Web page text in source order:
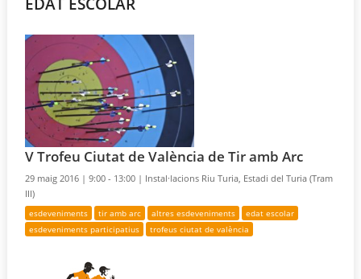
V Trofeu Ciutat de València de Tir amb Arc
29 maig 2016 |9:00 - 13:00 | Instal·lacions Riu Turia, Estadi del Turia (Tram
III)
esdeveniments tir amb arc altres esdeveniments
edat escolar
esdeveniments participatius
trofeus ciutat de valència